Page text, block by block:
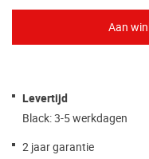
Levertijd
Black: 3-5 werkdagen
2 jaar garantie